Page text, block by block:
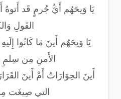
يَا وَيحَهُم أَيُّ جُرمٍ قَد أَتوهُ
القَولِ
يَا وَيحَهُم أَينَ مَا كَانُوا
الأَمنِ مِن
أَينَ الحِوَارَاتُ أَمْ أَينَ
التي صِيغَت